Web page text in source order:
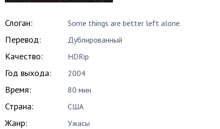
Слоган: Some things are better left alone.
Перевод: Дублированный
Качество: HDRip
Год выхода: 2004
Время: 80 мин
Страна: США
Жанр: Ужасы